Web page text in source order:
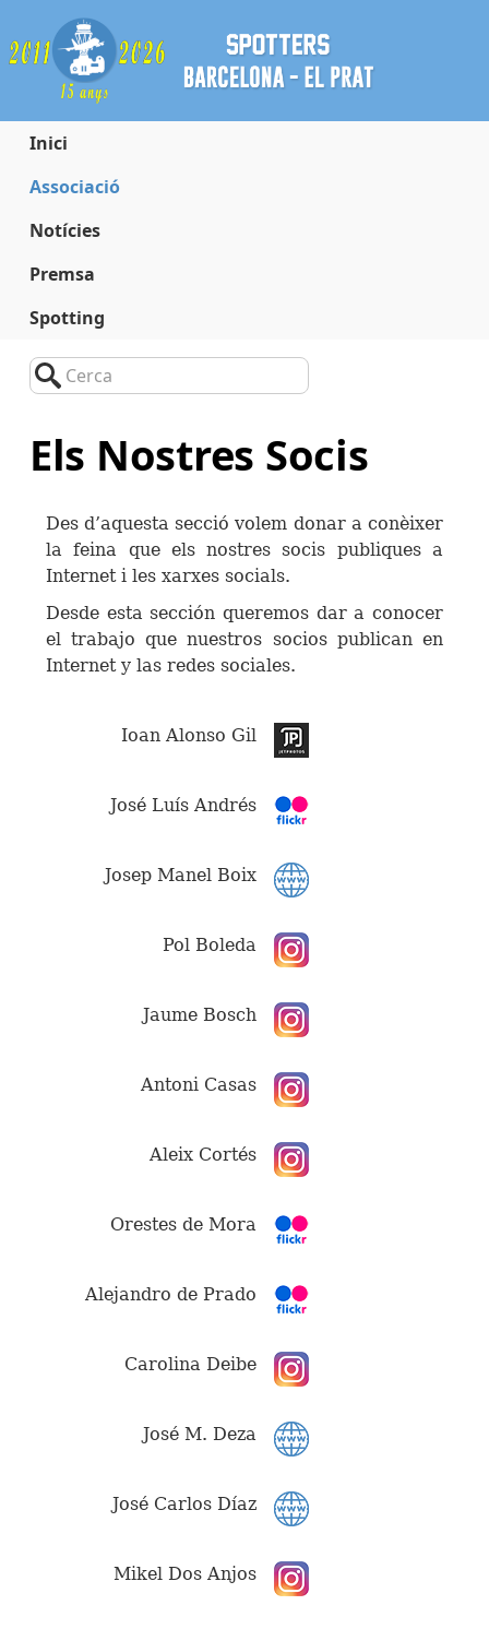
Inici
Associació
Notícies
Premsa
Spotting
Cerca
Els Nostres Socis
Des d’aquesta secció volem donar a conèixer
la feina que els nostres socis publiques a
Internet i les xarxes socials.
Desde esta sección queremos dar a conocer
el trabajo que nuestros socios publican en
Internet y las redes sociales.
Ioan Alonso Gil
José Luís Andrés
Josep Manel Boix
Pol Boleda
Jaume Bosch
Antoni Casas
Aleix Cortés
Orestes de Mora
Alejandro de Prado
Carolina Deibe
José M. Deza
José Carlos Díaz
Mikel Dos Anjos